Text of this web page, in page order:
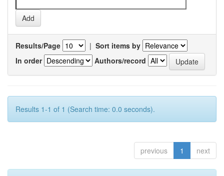
Results/Page | Sort items by
In order
Authors/record
Results 1-1 of 1 (Search time: 0.0 seconds).
previous 1 next